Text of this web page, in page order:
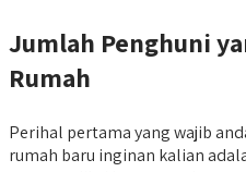
Jumlah Penghuni
Rumah
Perihal pertama yang wajib
rumah baru inginan kalian